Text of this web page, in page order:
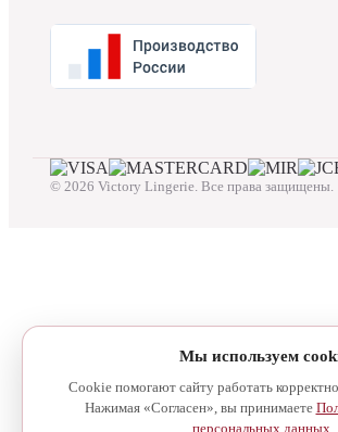
© 2026 Victory Lingerie. Все права защищены.
Мы используем
Cookie помогают сайту работать
Нажимая «Согласен», вы принимаете
персональных данных